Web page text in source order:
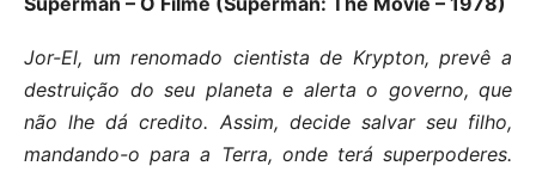
Jor-El, um renomado cientista de Krypton, prevê a
destruição do seu planeta e alerta o governo, que
não lhe dá credito. Assim, decide salvar seu filho,
mandando-o para a Terra, onde terá superpoderes.